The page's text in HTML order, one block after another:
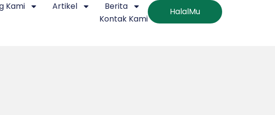
Kami Artikel
Berita
Kontak Kami
HalalMu